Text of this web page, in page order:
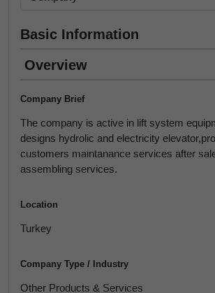
Basic Information
Overview
Company Brief
The company is active in lift system
designs hydrolic and electricity
customers maintanance services after
assembling services.
Location
Turkey
Company Type / Industry
Other Products & Services